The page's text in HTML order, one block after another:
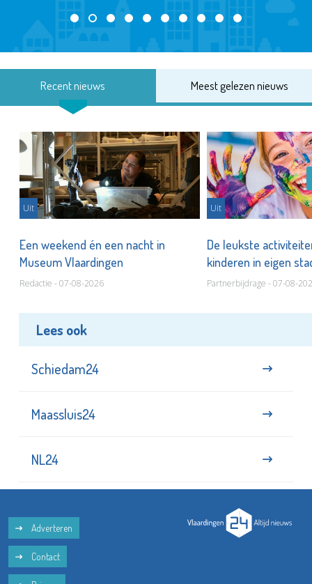
Recent nieuws Meest gelezen nieuws
Uit
Een weekend én een nacht in
Museum Vlaardingen
Redactie - 07-08-2026
Uit
De leukste
kinderen in eigen
Partnerbijdrage - 07-08-
Lees ook
Schiedam24
Maassluis24
NL24
Adverteren
Contact